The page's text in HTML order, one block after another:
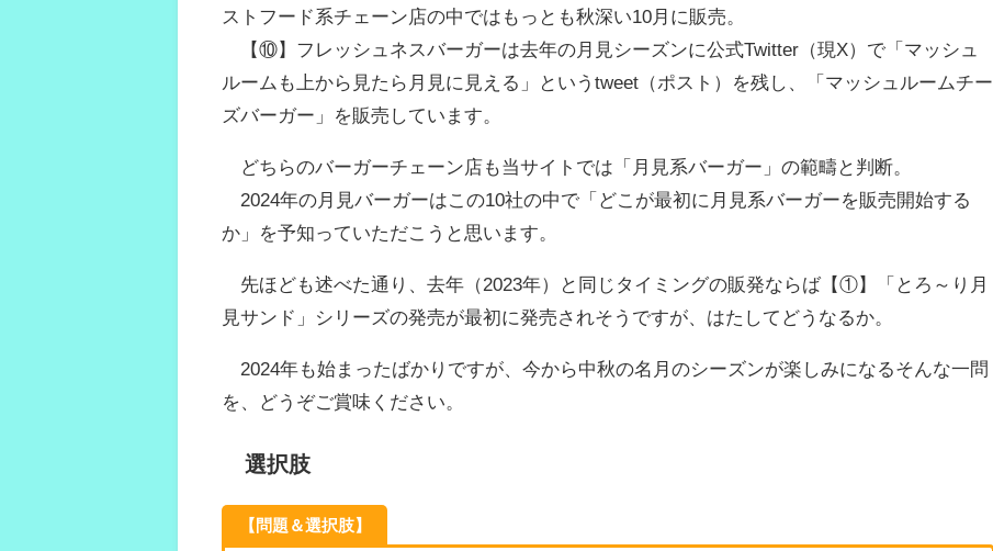
ストフード系チェーン店の中ではもっとも秋深い10月に販売。
【⑩】フレッシュネスバーガーは去年の月見シーズンに公式Twitter（現X）で「マッシュ
ルームも上から見たら月見に見える」というtweet（ポスト）を残し、「マッシュルームチー
ズバーガー」を販売しています。
どちらのバーガーチェーン店も当サイトでは「月見系バーガー」の範疇と判断。
2024年の月見バーガーはこの10社の中で「どこが最初に月見系バーガーを販売開始する
か」を予知っていただこうと思います。
先ほども述べた通り、去年（2023年）と同じタイミングの販発ならば【①】「とろ～り月
見サンド」シリーズの発売が最初に発売されそうですが、はたしてどうなるか。
2024年も始まったばかりですが、今から中秋の名月のシーズンが楽しみになるそんな一問
を、どうぞご賞味ください。
選択肢
【問題＆選択肢】